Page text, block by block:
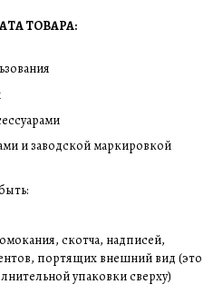
ТОВАРА:
и заводской маркировкой
скотча, надписей,
портящих внешний вид (это
упаковки сверху)